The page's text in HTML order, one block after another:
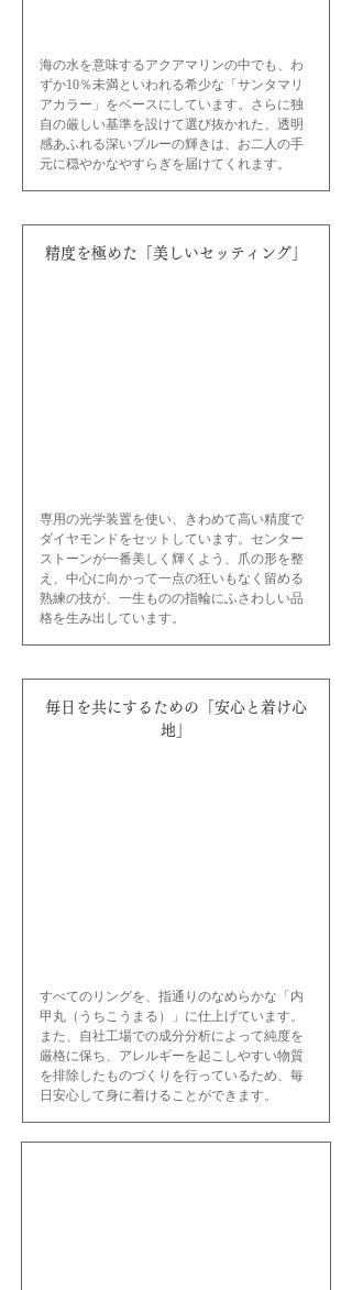
海の水を意味するアクアマリンの中でも、わ
ずか10％未満といわれる希少な「サンタマリ
アカラー」をベースにしています。さらに独
自の厳しい基準を設けて選び抜かれた、透明
感あふれる深いブルーの輝きは、お二人の手
元に穏やかなやすらぎを届けてくれます。
精度を極めた「美しいセッティング」
専用の光学装置を使い、きわめて高い精度で
ダイヤモンドをセットしています。センター
ストーンが一番美しく輝くよう、爪の形を整
え、中心に向かって一点の狂いもなく留める
熟練の技が、一生ものの指輪にふさわしい品
格を生み出しています。
毎日を共にするための「安心と着け心
地」
すべてのリングを、指通りのなめらかな「内
甲丸（うちこうまる）」に仕上げています。
また、自社工場での成分分析によって純度を
厳格に保ち、アレルギーを起こしやすい物質
を排除したものづくりを行っているため、毎
日安心して身に着けることができます。